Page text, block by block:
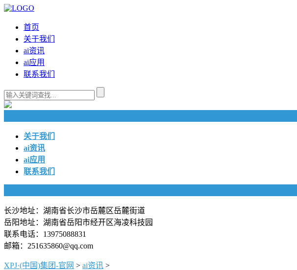
首页
关于我们
ai资讯
ai应用
联系我们
关于我们
ai资讯
ai应用
联系我们
长沙地址：湖南省长沙市岳麓区岳麓街道
岳阳地址：湖南省岳阳市经开区海凌科技园
联系电话：13975088831
邮箱：251635860@qq.com
XPJ·(中国)集团-官网 > ai资讯 >